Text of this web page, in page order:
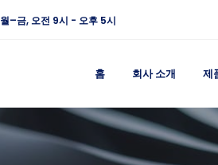
월–금, 오전 9시 - 오후 5시
홈 회사 소개 제